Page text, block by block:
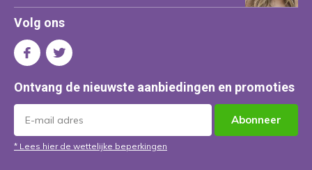
Volg ons
Ontvang de nieuwste aanbiedingen en promoties
Abonneer
* Lees hier de wettelijke beperkingen